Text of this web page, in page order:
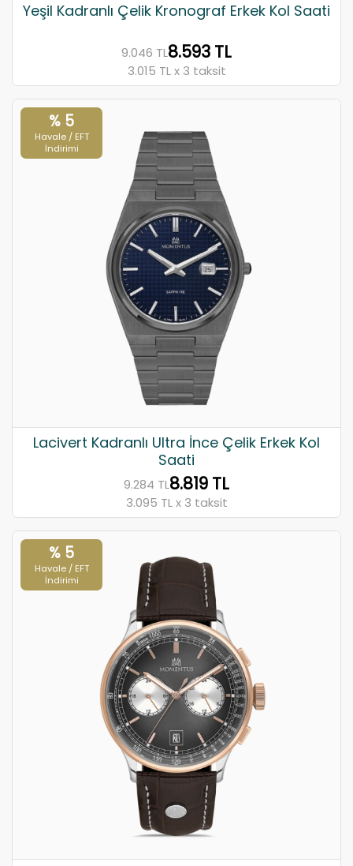
Yeşil Kadranlı Çelik Kronograf Erkek Kol Saati
9.046 TL8.593 TL
3.015 TL x 3 taksit
% 5
Havale / EFT
İndirimi
Lacivert Kadranlı Ultra İnce Çelik Erkek Kol
Saati
9.284 TL8.819 TL
3.095 TL x 3 taksit
% 5
Havale / EFT
İndirimi